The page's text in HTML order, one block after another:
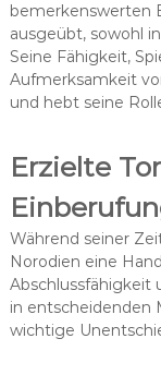
bemerkenswerten
ausgeübt, sowohl
Seine Fähigkeit,
Aufmerksamkeit
und hebt seine
Erzielte
Während seiner
Norodien eine
Abschlussfähigkeit
in entscheidenden
wichtige